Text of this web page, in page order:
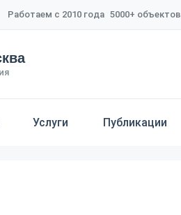
Работаем с 2010 года 5000+ объектов
Услуги Публикации